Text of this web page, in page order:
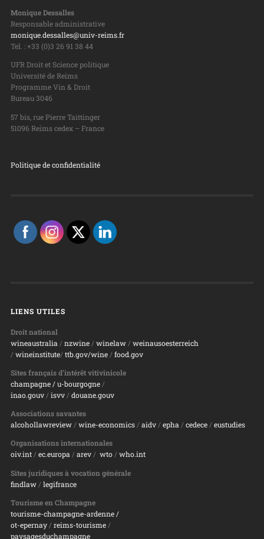
Monique Dessalles
Responsable administrative
monique.dessalles@univ-reims.fr
Tel. : +33 (0)3 26 91 38 44
UFR Droit et Science politique
Université de Reims
Programme Vin & Droit
Bureau 3046
57 bis, rue Pierre Taittinger
51096 Reims cedex – France
Politique de confidentialité
LIENS UTILES
Droit national
wineaustralia / nzwine/ winelaw/ weinausoesterreich
/ wineinstitute/ ttb.gov/wine/ food.gov
Sites français d’intérêt vitivinicole
champagne/ u-bourgogne/
inao.gouv/ isvv/ douane.gouv
Associations savantes
alcohollawreview/ wine-economics/ aidv/ epha/ cedece/ eustudies
Organisations internationales
oiv.int/ ec.europa/ arev/ wto/ who.int
Sites juridiques à vocation générale
findlaw/ legifrance
Tourisme en Champagne
tourisme-champagne-ardenne /
ot-epernay/ reims-tourisme/
paysagesduchampagne